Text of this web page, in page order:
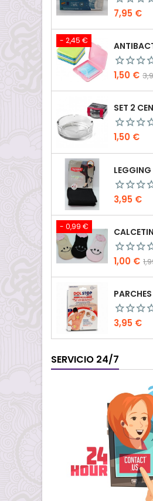
Precio
7,95 €
- 2,45 €
Precio
1,50 €
Precio
1,50 €
Precio
3,95 €
- 0,99 €
Precio
1,00 €
Precio
3,95 €
SERVICIO 24/7